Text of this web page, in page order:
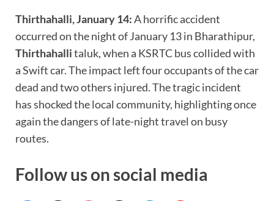
Thirthahalli, January 14:A horrific accident
occurred on the night of January 13 in Bharathipur,
Thirthahallitaluk, when a KSRTC bus collided with
a Swift car. The impact left four occupants of the car
dead and two others injured. The tragic incident
has shocked the local community, highlighting once
again the dangers of late-night travel on busy
routes.
Follow us on social media